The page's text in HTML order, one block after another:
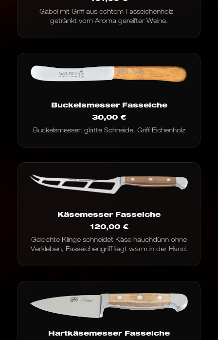
Gabel mit Griff aus echtem Fasseichenholz –
getränkt vom Aroma gereifter Weine.
Buckelsmesser Fasseiche
30,00 €
Buckelsmesser, glatte Schneide, Griff Eichenholz
Käsemesser Fasseiche
120,00 €
Gelochte Klinge schneidet Käse hauchdünn ohne
Verkleben, Fasseichengriff liegt warm in der Hand.
Hartkäsemesser Fasseiche